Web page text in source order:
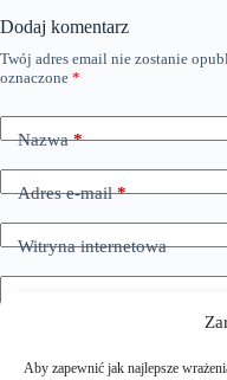
Aby zapewnić jak najlepsze
Dodaj komentarz
Twój adres email nie zostanie
oznaczone *
Nazwa*
Adres e-mail*
Witryna internetowa
A
l
r
n
a
v
e